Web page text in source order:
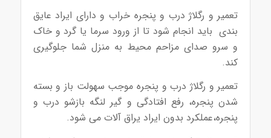
تعمیر و رگلاژ درب و پنجره خراب و دارای ایراد عایق
بندی باید انجام شود تا از ورود سرما یا گرد و خاک
و سرو صدای مزاحم محیط به منزل شما جلوگیری
کند.
تعمیر و رگلاژ درب و پنجره موجب سهولت باز و بسته
شدن پنجره، رفع افتادگی و گیر لنگه بازشو درب و
پنجره،عملکرد بدون ایراد یراق آلات می شود.